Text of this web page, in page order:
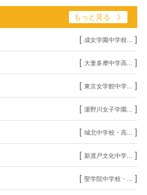
もっと見る
[ 成女学園中学校... ]
[ 大妻多摩中学高... ]
[ 東京女学館中学... ]
[ 瀧野川女子学園... ]
[ 城北中学校・高... ]
[ 新渡戸文化中学... ]
[ 聖学院中学校・... ]